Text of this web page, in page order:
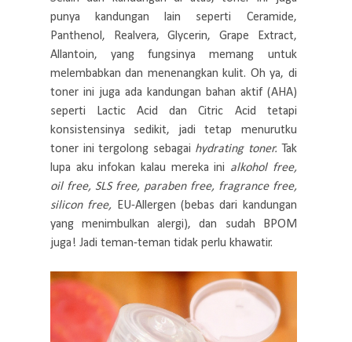
punya kandungan lain seperti Ceramide,
Panthenol, Realvera, Glycerin, Grape Extract,
Allantoin, yang fungsinya memang untuk
melembabkan dan menenangkan kulit. Oh ya, di
toner ini juga ada kandungan bahan aktif (AHA)
seperti Lactic Acid dan Citric Acid tetapi
konsistensinya sedikit, jadi tetap menurutku
toner ini tergolong sebagai hydrating toner. Tak
lupa aku infokan kalau mereka ini alkohol free,
oil free, SLS free, paraben free, fragrance free,
silicon free,
EU-Allergen (bebas dari kandungan
yang menimbulkan alergi), dan sudah BPOM
juga! Jadi teman-teman tidak perlu khawatir.